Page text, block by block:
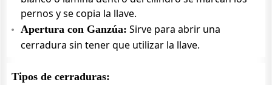
pernos y se copia la llave.
Apertura con Ganzúa: Sirve para abrir una
cerradura sin tener que utilizar la llave.
Tipos de cerraduras: